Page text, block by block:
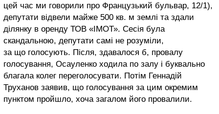
цей час ми говорили про Французький бульвар, 12/1),
депутати відвели майже 500 кв. м землі та здали
ділянку в оренду ТОВ «ІМОТ». Сесія була
скандальною, депутати самі не розуміли,
за що голосують. Після, здавалося б, провалу
голосування, Осауленко ходила по залу і буквально
благала колег переголосувати. Потім Геннадій
Труханов заявив, що голосування за цим окремим
пунктом пройшло, хоча загалом його провалили.